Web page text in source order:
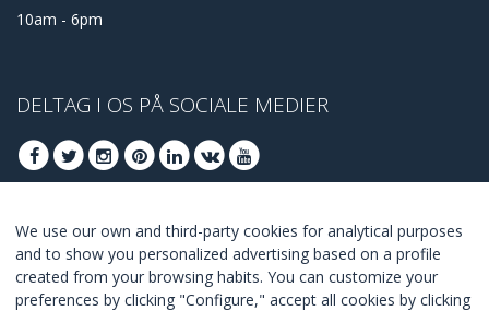
10am - 6pm
DELTAG I OS PÅ SOCIALE MEDIER
DELTAG AT FÅ BEDSTE TILBUD
TILSLUTTE
We use our own and third-party cookies for analytical purposes
and to show you personalized advertising based on a profile
created from your browsing habits. You can customize your
preferences by clicking "Configure," accept all cookies by clicking